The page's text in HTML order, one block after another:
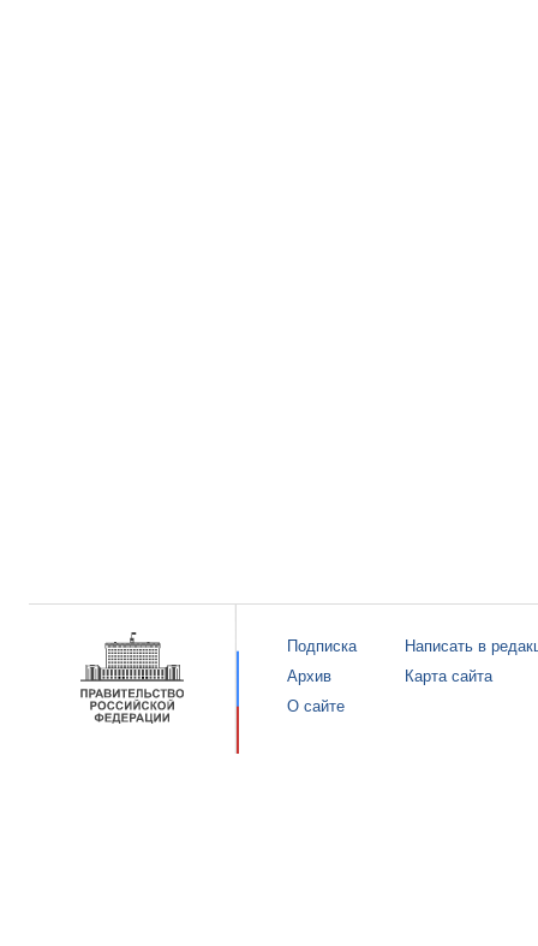
Подписка
Архив
О сайте
Написать в
Карта сайта